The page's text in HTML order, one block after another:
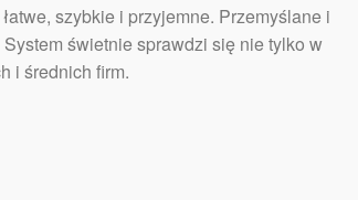
szybkie i przyjemne. Przemyślane i
świetnie sprawdzi się nie tylko w
i średnich firm.